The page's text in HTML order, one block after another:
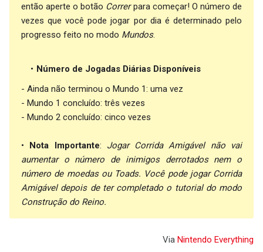
então aperte o botão Correrpara começar! O número de
vezes que você pode jogar por dia é determinado pelo
progresso feito no modo Mundos.
Número de Jogadas Diárias Disponíveis
- Ainda não terminou o Mundo 1: uma vez
- Mundo 1 concluído: três vezes
- Mundo 2 concluído: cinco vezes
• Nota Importante: Jogar Corrida Amigável não vai
aumentar o número de inimigos derrotados nem o
número de moedas ou Toads. Você pode jogar Corrida
Amigável depois de ter completado o tutorial do modo
Construção do Reino.
Via Nintendo Everything